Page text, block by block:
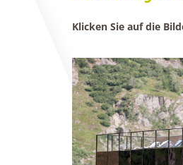
Klicken Sie auf die